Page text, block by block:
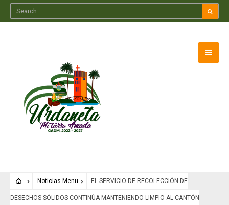
Noticias Menu EL SERVICIO DE RECOLECCIÓN DE
DESECHOS SÓLIDOS CONTINÚA MANTENIENDO LIMPIO AL CANTÓN